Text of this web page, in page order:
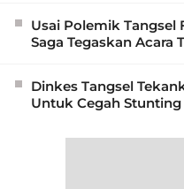
Usai Polemik Tangsel
Saga Tegaskan
Dinkes Tangsel
Untuk Cegah Stunting